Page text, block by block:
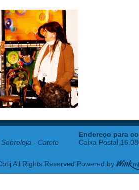
- Catete
Endereço para
Caixa Postal
All Rights Reserved Powered by: